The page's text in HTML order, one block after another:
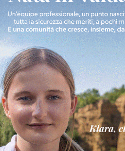
Cronaca 3 Agosto 2026
Scomparso da una
Fiorentino l’uomo che
Levane nel 2020
Articolo precedente
Sbandieratori dei Borghi e Sestieri
fiorentini: rinnovate le cariche